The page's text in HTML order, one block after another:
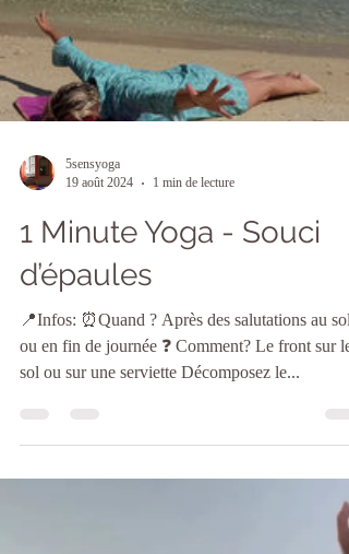
5sensyoga
19 août 2024
1 min de lecture
1 Minute Yoga - Souci
d’épaules
📍Infos: ⏰Quand ? Après des salutations au
ou en fin de journée ❓ Comment? Le front sur le
sol ou sur une serviette Décomposez le...